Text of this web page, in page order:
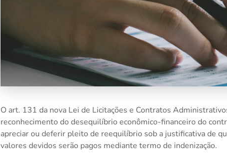
O art. 131 da nova Lei de Licitações e Contratos
reconhecimento do desequilíbrio econômico-financeiro do
apreciar ou deferir pleito de reequilíbrio sob a justificativa de
valores devidos serão pagos mediante termo de indenização.